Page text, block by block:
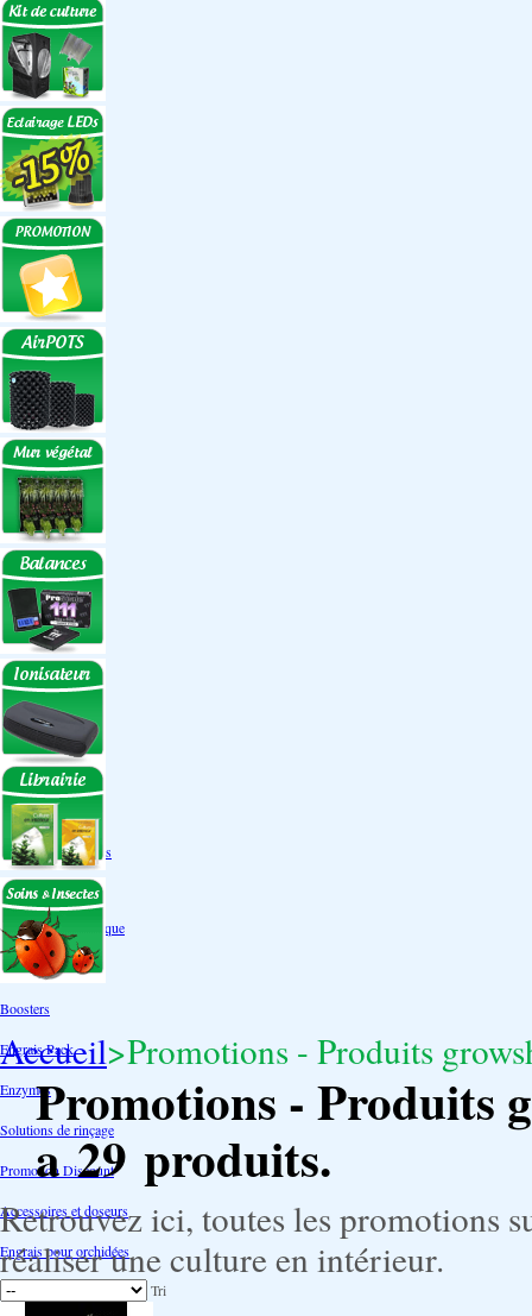
Réflecteurs
CoolTube
Accessoires
Eclairages LEDs
Eclairages ECO
Kits ECO
Ampoules ECO
Réflecteurs ECO
Réflecteurs
Accessoires
Box Discount
Box par marque
Hortibox
Homebox
Dark Room II
GrowLab
Box par taille
Box 40 cm
Box 60 cm
Box 80-90 cm
Box 120 cm
Autres tailles Box
Box double étages
Engrais par familles
Engrais terre
Engrais hydroponique
Engrais-Coco
Boosters
Engrais Pack
Enzymes
Solutions de rinçage
Promotion Discount
Accessoires et doseurs
Engrais pour orchidées
Correcteurs PH
Accueil>Promotions - Produits
Promotions - Produits
a 29 produits.
Retrouvez ici, toutes les promotions
réaliser une culture en intérieur.
Tri